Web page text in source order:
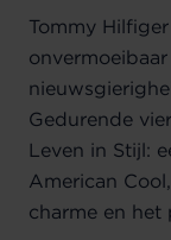
Tommy
Gedurende
Leven in Stijl:
American
charme en het